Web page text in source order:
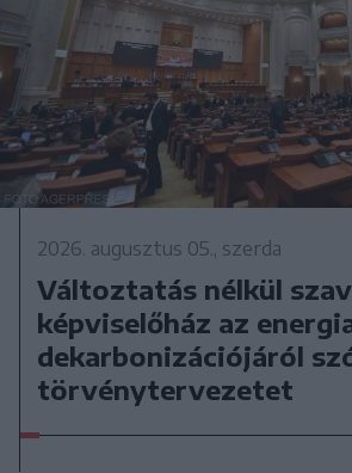
2026. augusztus 05., szerda
Változtatás nélkül
képviselőház az
dekarbonizációjáról
törvénytervezetet